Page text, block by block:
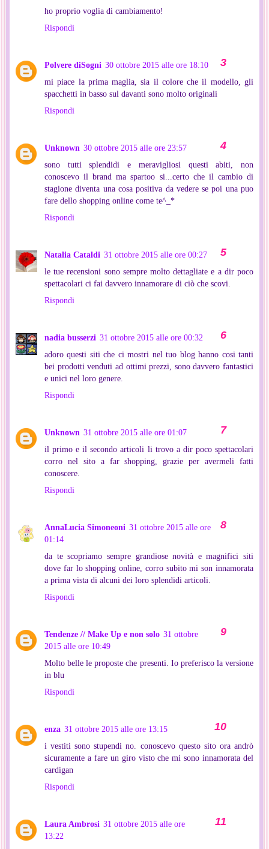
ho proprio voglia di cambiamento!
Rispondi
Polvere diSogni 30 ottobre 2015 alle ore 18:10
mi piace la prima maglia, sia il colore che il modello, gli
spacchetti in basso sul davanti sono molto originali
Rispondi
Unknown 30 ottobre 2015 alle ore 23:57
sono tutti splendidi e meravigliosi questi abiti, non
conoscevo il brand ma spartoo si...certo che il cambio di
stagione diventa una cosa positiva da vedere se poi una puo
fare dello shopping online come te^_*
Rispondi
Natalia Cataldi 31 ottobre 2015 alle ore 00:27
le tue recensioni sono sempre molto dettagliate e a dir poco
spettacolari ci fai davvero innamorare di ciò che scovi.
Rispondi
nadia busserzi 31 ottobre 2015 alle ore 00:32
adoro questi siti che ci mostri nel tuo blog hanno cosi tanti
bei prodotti venduti ad ottimi prezzi, sono davvero fantastici
e unici nel loro genere.
Rispondi
Unknown 31 ottobre 2015 alle ore 01:07
il primo e il secondo articoli li trovo a dir poco spettacolari
corro nel sito a far shopping, grazie per avermeli fatti
conoscere.
Rispondi
AnnaLucia Simoneoni 31 ottobre 2015 alle ore
01:14
da te scopriamo sempre grandiose novità e magnifici siti
dove far lo shopping online, corro subito mi son innamorata
a prima vista di alcuni dei loro splendidi articoli.
Rispondi
Tendenze // Make Up e non solo 31 ottobre
2015 alle ore 10:49
Molto belle le proposte che presenti. Io preferisco la versione
in blu
Rispondi
enza 31 ottobre 2015 alle ore 13:15
i vestiti sono stupendi no. conoscevo questo sito ora andrò
sicuramente a fare un giro visto che mi sono innamorata del
cardigan
Rispondi
Laura Ambrosi 31 ottobre 2015 alle ore
13:22